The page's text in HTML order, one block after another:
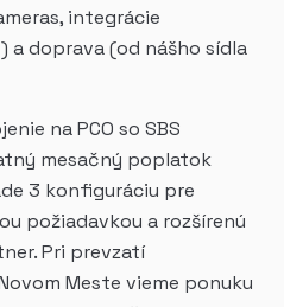
integrácie
a doprava (od nášho sídla
na PCO so SBS
mesačný poplatok
3 konfiguráciu pre
požiadavkou a rozšírenú
Pri prevzatí
Meste vieme ponuku